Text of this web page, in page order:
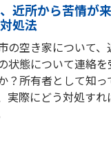
近所から苦情が
処法
の空き家について
状態について連絡
？所有者として知
実際にどう対処す